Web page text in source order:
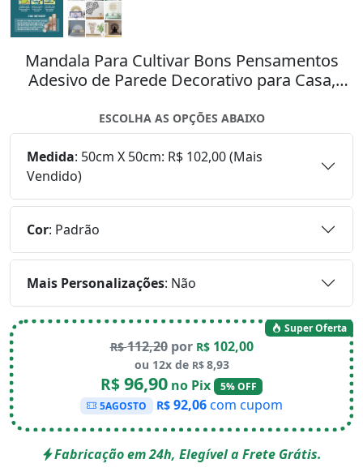
Mandala Para Cultivar Bons Pensamentos
Adesivo de Parede Decorativo para Casa,
ESCOLHA AS OPÇÕES ABAIXO
Medida: 50cm X 50cm: R$ 102,00 (Mais
Vendido)
Cor: Padrão
Mais Personalizações: Não
Super Oferta
R$112,20por R$ 102,00
ou 12x de R$8,93
R$96,90no Pix
5% OFF
5AGOSTO
R$ 92,06com cupom
Fabricação em 24h, Elegível a Frete Grátis.